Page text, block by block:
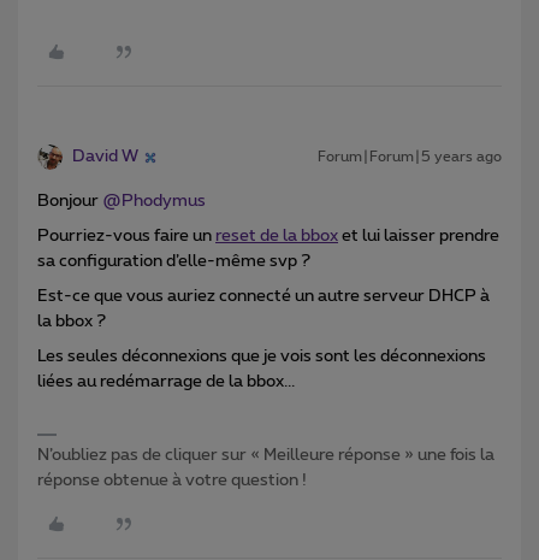
David W Forum|Forum|5 years ago
Bonjour @Phodymus
Pourriez-vous faire un reset de la bbox et lui laisser prendre
sa configuration d’elle-même svp ?
Est-ce que vous auriez connecté un autre serveur DHCP à
la bbox ?
Les seules déconnexions que je vois sont les déconnexions
liées au redémarrage de la bbox...
N’oubliez pas de cliquer sur « Meilleure réponse » une fois la
réponse obtenue à votre question !